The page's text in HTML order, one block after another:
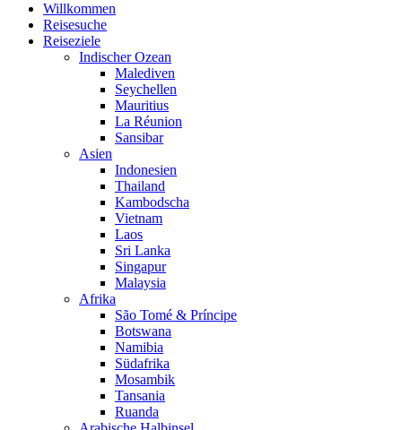
Willkommen
Reisesuche
Reiseziele
Indischer Ozean
Malediven
Seychellen
Mauritius
La Réunion
Sansibar
Asien
Indonesien
Thailand
Kambodscha
Vietnam
Laos
Sri Lanka
Singapur
Malaysia
Afrika
São Tomé & Príncipe
Botswana
Namibia
Südafrika
Mosambik
Tansania
Ruanda